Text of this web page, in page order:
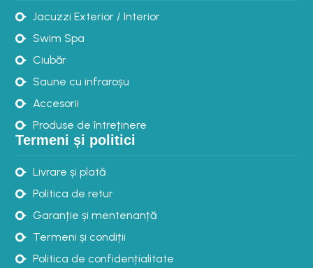
Jacuzzi Exterior / Interior
Swim Spa
Ciubăr
Saune cu infraroșu
Accesorii
Produse de întreținere
Termeni și politici
Livrare și plată
Politica de retur
Garanție și mentenanță
Termeni și condiții
Politica de confidențialitate